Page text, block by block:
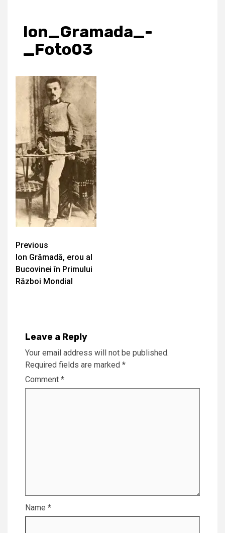
Ion_Gramada_-
_Foto03
Continue
Reading
Previous
Ion Grămadă, erou al
Bucovinei în Primului
Război Mondial
Leave a Reply
Your email address will not be published.
Required fields are marked *
Comment *
Name *